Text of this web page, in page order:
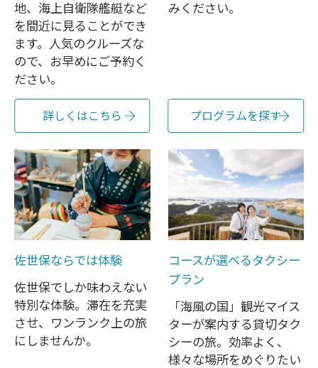
地、海上自衛隊艦艇など
を間近に見ることができ
ます。人気のクルーズな
ので、お早めにご予約く
ださい。
詳しくはこちら
みください。
プログラムを探す
佐世保ならでは体験
佐世保でしか味わえない
特別な体験。滞在を充実
させ、ワンランク上の旅
にしませんか。
コースが選べるタクシー
プラン
「海風の国」観光マイス
ターが案内する貸切タク
シーの旅。効率よく、
様々な場所をめぐりたい